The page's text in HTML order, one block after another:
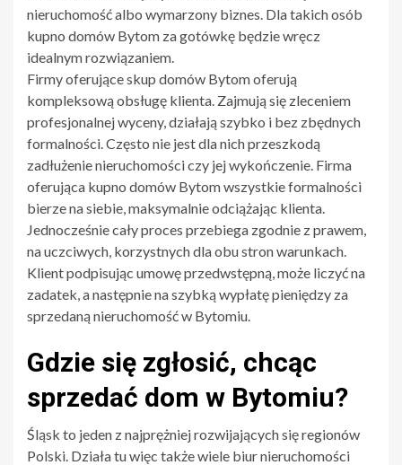
nieruchomość albo wymarzony biznes. Dla takich osób
kupno domów Bytom za gotówkę będzie wręcz
idealnym rozwiązaniem.
Firmy oferujące skup domów Bytom oferują
kompleksową obsługę klienta. Zajmują się zleceniem
profesjonalnej wyceny, działają szybko i bez zbędnych
formalności. Często nie jest dla nich przeszkodą
zadłużenie nieruchomości czy jej wykończenie. Firma
oferująca kupno domów Bytom wszystkie formalności
bierze na siebie, maksymalnie odciążając klienta.
Jednocześnie cały proces przebiega zgodnie z prawem,
na uczciwych, korzystnych dla obu stron warunkach.
Klient podpisując umowę przedwstępną, może liczyć na
zadatek, a następnie na szybką wypłatę pieniędzy za
sprzedaną nieruchomość w Bytomiu.
Gdzie się zgłosić, chcąc
sprzedać dom w Bytomiu?
Śląsk to jeden z najprężniej rozwijających się regionów
Polski. Działa tu więc także wiele biur nieruchomości